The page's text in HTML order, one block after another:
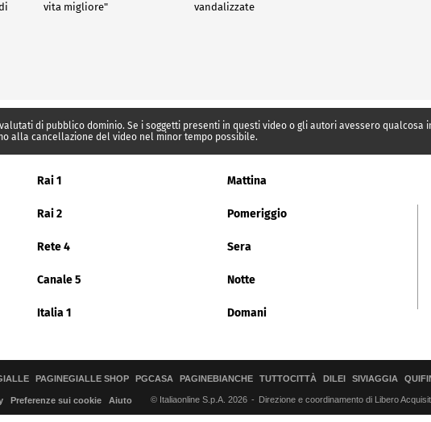
vita migliore"
vandalizzate
di pubblico dominio. Se i soggetti presenti in questi video o gli autori avessero
alla cancellazione del video nel minor tempo possibile.
Rai 1 Mattina
Rai 2 Pomeriggio
Rete 4 Sera
Canale 5 Notte
Italia 1 Domani
PAGINEGIALLE SHOP PGCASA PAGINEBIANCHE TUTTOCITTÀ DILEI SIVIAGGIA
Preferenze sui cookie Aiuto © Italiaonline S.p.A. 2026 Direzione e coordinamento di Libero